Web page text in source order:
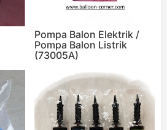
Pompa Balon Elektrik /
Pompa Balon Listrik
(73005A)